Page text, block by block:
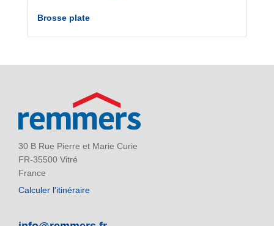
Brosse plate
30 B Rue Pierre et Marie Curie
FR-35500 Vitré
France
Calculer l'itinéraire